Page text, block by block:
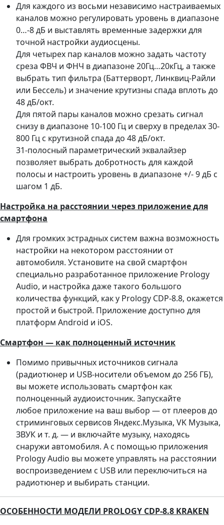
Для каждого из восьми независимо настраиваемых
каналов можно регулировать уровень в диапазоне
0…-8 дБ и выставлять временные задержки для
точной настройки аудиосцены.
Для четырех пар каналов можно задать частоту
среза ФВЧ и ФНЧ в диапазоне 20Гц…20кГц, а также
выбрать тип фильтра (Баттерворт, Линквиц-Райли
или Бессель) и значение крутизны спада вплоть до
48 дБ/окт.
Для пятой пары каналов можно срезать сигнал
снизу в диапазоне 10-100 Гц и сверху в пределах 30-
800 Гц с крутизной спада до 48 дБ/окт.
31-полосный параметрический эквалайзер
позволяет выбрать добротность для каждой
полосы и настроить уровень в диапазоне +/- 9 дБ с
шагом 1 дБ.
Настройка на расстоянии через приложение для
смартфона
Для громких эстрадных систем важна возможность
настройки на некотором расстоянии от
автомобиля. Установите на свой смартфон
специально разработанное приложение Prology
Audio, и настройка даже такого большого
количества функций, как у Prology CDP-8.8, окажется
простой и быстрой. Приложение доступно для
платформ Android и iOS.
Смартфон — как полноценный источник
Помимо привычных источников сигнала
(радиотюнер и USB-носители объемом до 256 ГБ),
вы можете использовать смартфон как
полноценный аудиоисточник. Запускайте
любое приложение на ваш выбор — от плееров до
стриминговых сервисов Яндекс.Музыка, VK Музыка,
ЗВУК и т. д. — и включайте музыку, находясь
снаружи автомобиля. А с помощью приложения
Prology Audio вы можете управлять на расстоянии
воспроизведением с USB или переключиться на
радиотюнер и выбирать станции.
ОСОБЕННОСТИ МОДЕЛИ PROLOGY CDP-8.8 KRAKEN